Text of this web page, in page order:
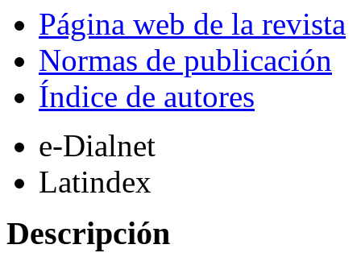
Página web de la revista
Normas de publicación
Índice de autores
e-Dialnet
Latindex
Descripción